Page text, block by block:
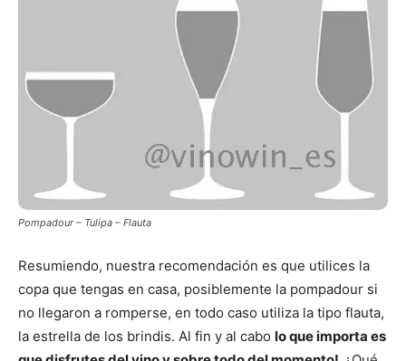
Pompadour – Tulipa – Flauta
Resumiendo, nuestra recomendación es que utilices la
copa que tengas en casa, posiblemente la pompadour si
no llegaron a romperse, en todo caso utiliza la tipo flauta,
la estrella de los brindis. Al fin y al cabo lo que importa es